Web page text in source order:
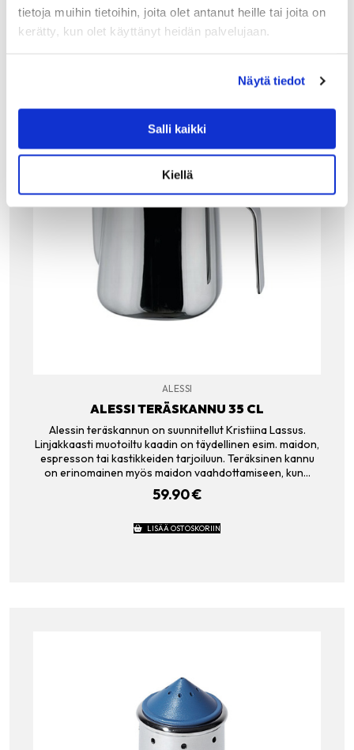
tietoja muihin tietoihin, joita olet antanut heille tai joita on
kerätty, kun olet käyttänyt heidän palvelujaan.
Näytä tiedot
Salli kaikki
Kiellä
Tutustu myös
ALESSI
ALESSI TERÄSKANNU 35 CL
Alessin teräskannun on suunnitellut Kristiina Lassus.
Linjakkaasti muotoiltu kaadin on täydellinen esim. maidon,
espresson tai kastikkeiden tarjoiluun. Teräksinen kannu
on erinomainen myös maidon vaahdottamiseen, kun…
59.90€
LISÄÄ OSTOSKORIIN